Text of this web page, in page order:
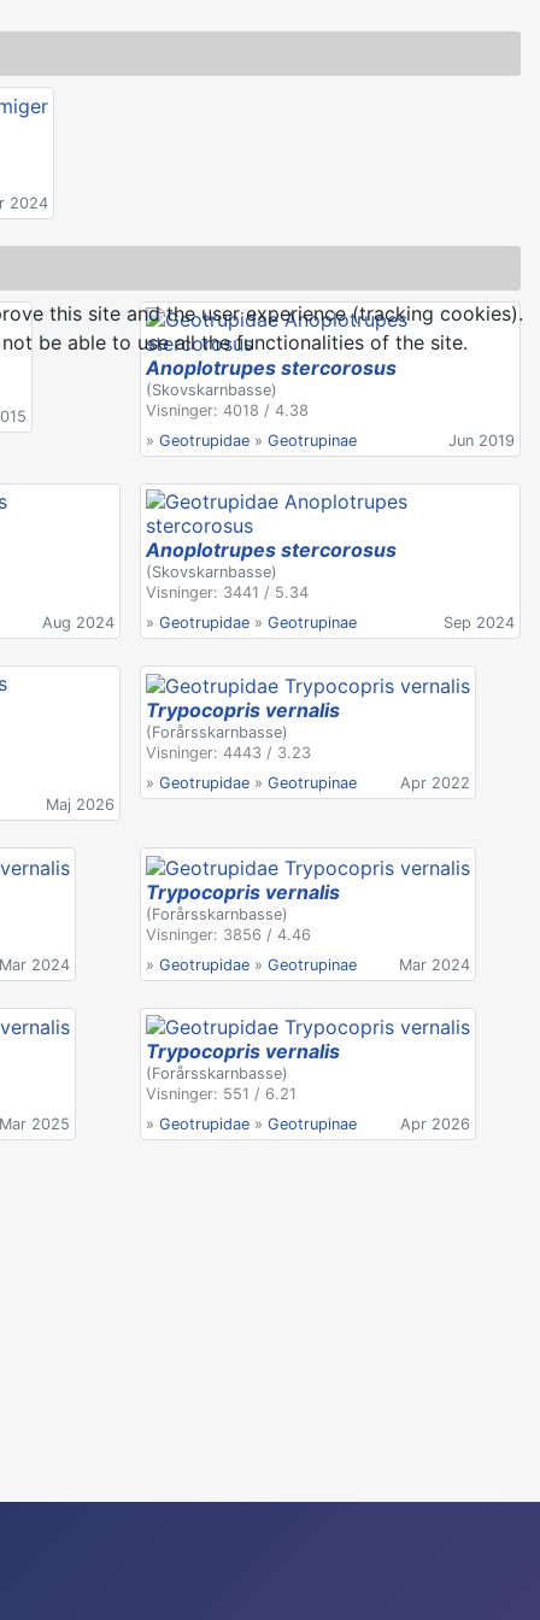
2024
Anoplotrupes stercorosus
(Skovskarnbasse)
Visninger: 4018 / 4.38
» Geotrupidae » Geotrupinae Jun 2019
Aug 2024
Anoplotrupes stercorosus
(Skovskarnbasse)
Visninger: 3441 / 5.34
» Geotrupidae » Geotrupinae Sep 2024
Maj 2026
Trypocopris vernalis
(Forårsskarnbasse)
Visninger: 4443 / 3.23
» Geotrupidae » Geotrupinae Apr 2022
Mar 2024
Trypocopris vernalis
(Forårsskarnbasse)
Visninger: 3856 / 4.46
» Geotrupidae » Geotrupinae Mar 2024
Mar 2025
Trypocopris vernalis
(Forårsskarnbasse)
Visninger: 551 / 6.21
» Geotrupidae » Geotrupinae Apr 2026
this site and the user experience (tracking cookies).
be able to use all the functionalities of the site.